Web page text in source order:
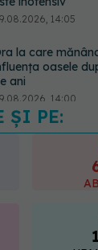
14:00
alegem
15:14
ȘI PE: